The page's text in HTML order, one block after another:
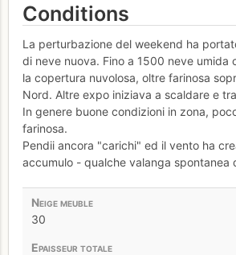
Conditions
La perturbazione del weekend ha
di neve nuova. Fino a 1500 neve umida
la copertura nuvolosa, oltre farinosa
Nord. Altre expo iniziava a scaldare e
In genere buone condizioni in zona,
farinosa.
Pendii ancora "carichi" ed il vento ha
accumulo - qualche valanga spontanea
30